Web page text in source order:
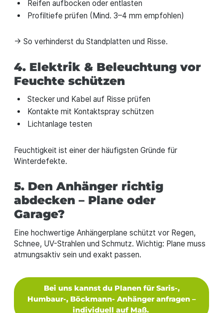
Reifen aufbocken oder entlasten
Profiltiefe prüfen (Mind. 3–4 mm empfohlen)
→ So verhinderst du Standplatten und Risse.
4. Elektrik & Beleuchtung vor
Feuchte schützen
Stecker und Kabel auf Risse prüfen
Kontakte mit Kontaktspray schützen
Lichtanlage testen
Feuchtigkeit ist einer der häufigsten Gründe für
Winterdefekte.
5. Den Anhänger richtig
abdecken – Plane oder
Garage?
Eine hochwertige Anhängerplane schützt vor Regen,
Schnee, UV-Strahlen und Schmutz. Wichtig: Plane muss
atmungsaktiv sein und exakt passen.
Bei uns kannst du Planen für Saris-,
Humbaur-, Böckmann- Anhänger anfragen –
individuell auf Maß.